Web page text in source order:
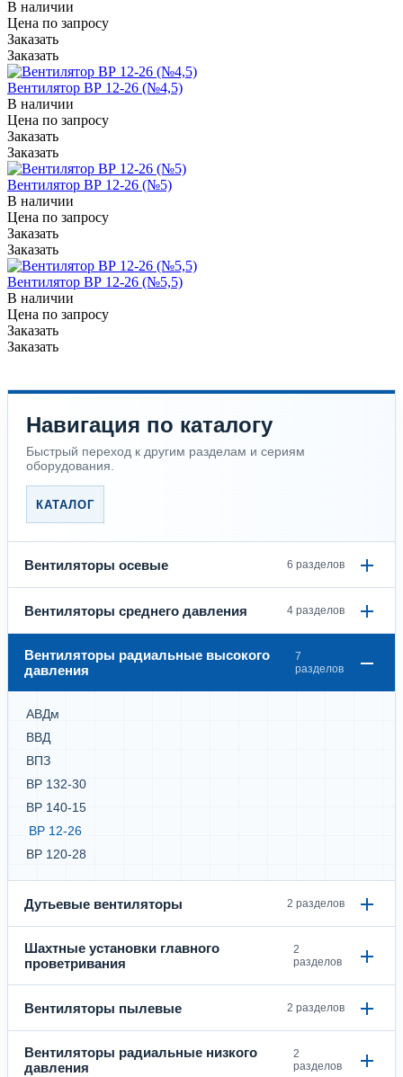
В наличии
Цена по запросу
Заказать
Заказать
Вентилятор ВР 12-26 (№4,5)
В наличии
Цена по запросу
Заказать
Заказать
Вентилятор ВР 12-26 (№5)
В наличии
Цена по запросу
Заказать
Заказать
Вентилятор ВР 12-26 (№5,5)
В наличии
Цена по запросу
Заказать
Заказать
Навигация по каталогу
Быстрый переход к другим разделам и сериям
оборудования.
КАТАЛОГ
Вентиляторы осевые 6 разделов
Вентиляторы среднего давления 4 разделов
Вентиляторы радиальные высокого
давления
7
разделов
АВДм
ВВД
ВПЗ
ВР 132-30
ВР 140-15
ВР 12-26
ВР 120-28
Дутьевые вентиляторы 2 разделов
Шахтные установки главного
проветривания
2
разделов
Вентиляторы пылевые 2 разделов
Вентиляторы радиальные низкого
давления
2
разделов